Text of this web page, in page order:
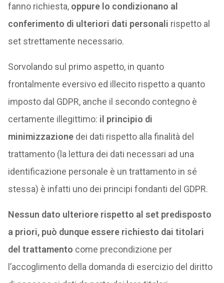
fanno richiesta, oppure lo condizionano al
conferimento di ulteriori dati personali rispetto al
set strettamente necessario.
Sorvolando sul primo aspetto, in quanto
frontalmente eversivo ed illecito rispetto a quanto
imposto dal GDPR, anche il secondo contegno è
certamente illegittimo: il principio di
minimizzazionedei dati rispetto alla finalità del
trattamento (la lettura dei dati necessari ad una
identificazione personale è un trattamento in sé
stessa) è infatti uno dei principi fondanti del GDPR.
Nessun dato ulteriore rispetto al set predisposto
a priori, può dunque essere richiesto dai titolari
del trattamento come precondizione per
l’accoglimento della domanda di esercizio del diritto